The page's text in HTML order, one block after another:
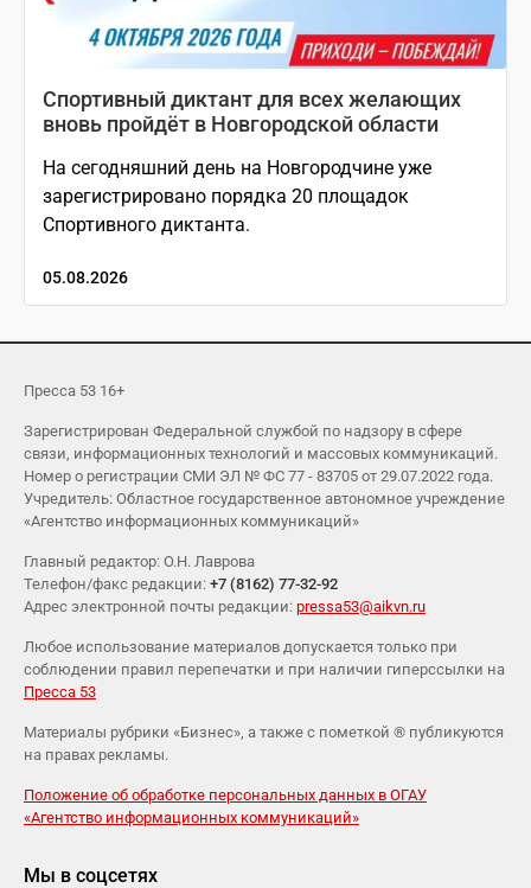
Спортивный диктант для всех желающих
вновь пройдёт в Новгородской области
На сегодняшний день на Новгородчине уже
зарегистрировано порядка 20 площадок
Спортивного диктанта.
05.08.2026
Пресса 53 16+
Зарегистрирован Федеральной службой по надзору в сфере
связи, информационных технологий и массовых коммуникаций.
Номер о регистрации СМИ ЭЛ № ФС 77 - 83705 от 29.07.2022 года.
Учредитель: Областное государственное автономное учреждение
«Агентство информационных коммуникаций»
Главный редактор: О.Н. Лаврова
Телефон/факс редакции: +7 (8162) 77-32-92
Адрес электронной почты редакции: pressa53@aikvn.ru
Любое использование материалов допускается только при
соблюдении правил перепечатки и при наличии гиперссылки на
Пресса 53
Материалы рубрики «Бизнес», а также с пометкой ® публикуются
на правах рекламы.
Положение об обработке персональных данных в ОГАУ
«Агентство информационных коммуникаций»
Мы в соцсетях